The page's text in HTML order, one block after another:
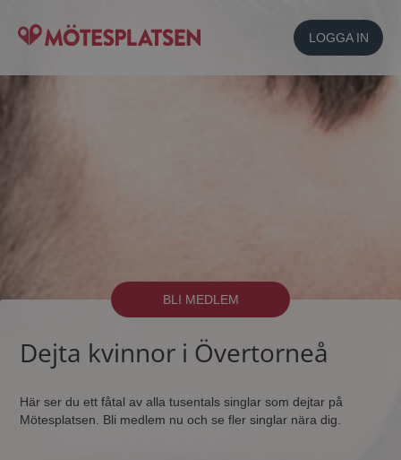
LOGGA IN
BLI MEDLEM
Dejta kvinnor i Övertorneå
Här ser du ett fåtal av alla tusentals singlar som dejtar på
Mötesplatsen. Bli medlem nu och se fler singlar nära dig.